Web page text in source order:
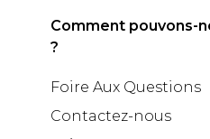
Comment pouvons-
?
Foire Aux Questions
Contactez-nous